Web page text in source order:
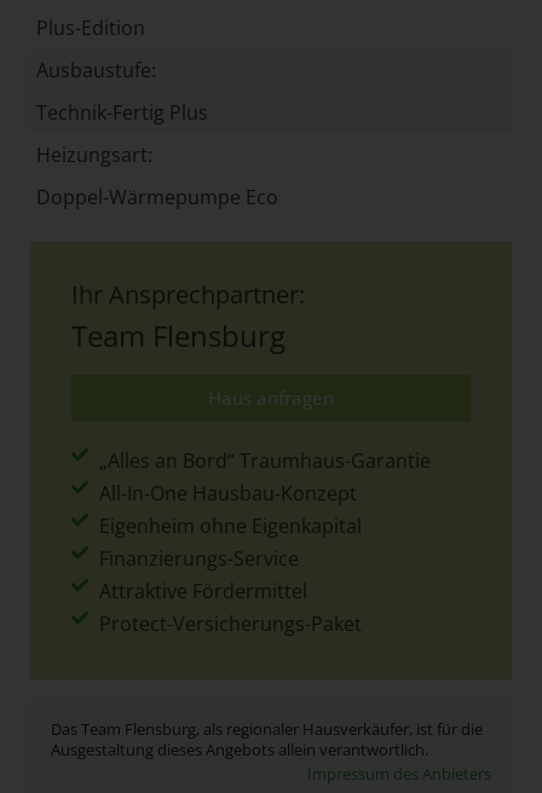
Plus-Edition
Ausbaustufe:
Technik-Fertig Plus
Heizungsart:
Doppel-Wärmepumpe Eco
Ihr Ansprechpartner:
Team Flensburg
Haus anfragen
„Alles an Bord“ Traumhaus-Garantie
All-In-One Hausbau-Konzept
Eigenheim ohne Eigenkapital
Finanzierungs-Service
Attraktive Fördermittel
Protect-Versicherungs-Paket
Das Team Flensburg, als regionaler Hausverkäufer, ist für die
Ausgestaltung dieses Angebots allein verantwortlich.
Impressum des Anbieters